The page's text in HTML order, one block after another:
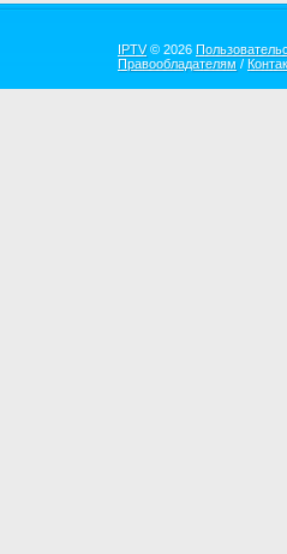
IPTV© 2026
Правообладателям /